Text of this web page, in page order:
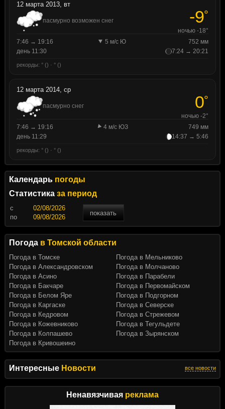
Интересные Новости все новости
Ненавязчивая реклама
12 марта 2013, вт
пасмурно возможен снег -9°
ночью -18°
7:46 → 19:16
5 м/с Ю
752 мм
день 11:30
7:24 → 20:21
рекорды: ° () · ° ()
12 марта 2014, ср
пасмурно снег 0°
ночью -2°
7:46 → 19:16
4 м/с ЮЗ
749 мм
день 11:29
14:37 → 5:46
рекорды: ° () · ° ()
Календарь погоды
Статистика за период
c
показать
по
Погода в Томской области
Погода в Томске
Погода в Александровском
Погода в Асино
Погода в Бакчаре
Погода в Белом Яре
Погода в Каргаске
Погода в Кедровом
Погода в Кожевниково
Погода в Колпашево
Погода в Кривошеино
Погода в Мельниково
Погода в Молчаново
Погода в Парабели
Погода в Первомайском
Погода в Подгорном
Погода в Северске
Погода в Стрежевом
Погода в Тегульдете
Погода в Зырянском